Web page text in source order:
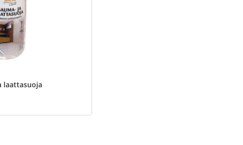
laattasuoja